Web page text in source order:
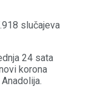
slučajeva
24 sata
kоrоnа